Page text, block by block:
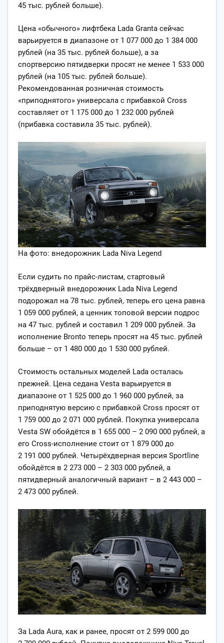
45 тыс. рублей больше).
Цена «обычного» лифтбека Lada Granta сейчас
варьируется в диапазоне от 1 077 000 до 1 384 000
рублей (на 35 тыс. рублей больше), а за
спортверсию пятидверки просят не менее 1 533 000
рублей (на 105 тыс. рублей больше).
Рекомендованная розничная стоимость
«приподнятого» универсала с прибавкой Cross
составляет от 1 175 000 до 1 232 000 рублей
(прибавка составила 35 тыс. рублей).
На фото: внедорожник Lada Niva Legend
Если судить по прайс-листам, стартовый
трёхдверный внедорожник Lada Niva Legend
подорожал на 78 тыс. рублей, теперь его цена равна
1 059 000 рублей, а ценник топовой версии подрос
на 47 тыс. рублей и составил 1 209 000 рублей. За
исполнение Bronto теперь просят на 45 тыс. рублей
больше – от 1 480 000 до 1 530 000 рублей.
Стоимость остальных моделей Lada осталась
прежней. Цена седана Vesta варьируется в
диапазоне от 1 525 000 до 1 960 000 рублей, за
приподнятую версию с прибавкой Cross просят от
1 759 000 до 2 071 000 рублей. Покупка универсала
Vesta SW обойдётся в 1 655 000 – 2 090 000 рублей, а
его Cross-исполнение стоит от 1 879 000 до
2 191 000 рублей. Четырёхдверная версия Sportline
обойдётся в 2 273 000 – 2 303 000 рублей, а
пятидверный аналогичный вариант – в 2 443 000 –
2 473 000 рублей.
За Lada Aura, как и ранее, просят от 2 599 000 до